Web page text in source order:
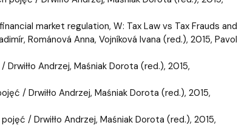
market regulation, W: Tax Law vs Tax Frauds and
Románová Anna, Vojníková Ivana (red.), 2015, Pavol
Andrzej, Maśniak Dorota (red.), 2015,
/ Drwiłło Andrzej, Maśniak Dorota (red.), 2015,
/ Drwiłło Andrzej, Maśniak Dorota (red.), 2015,